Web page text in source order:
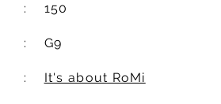
150
G9
It's about RoMi